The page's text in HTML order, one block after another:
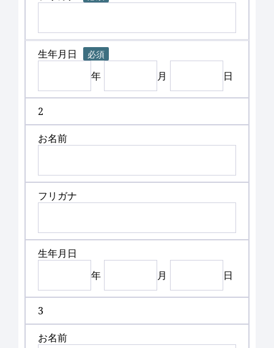
生年月日 必須
年 月 日
2
お名前
フリガナ
生年月日
年
月 日
3
お名前